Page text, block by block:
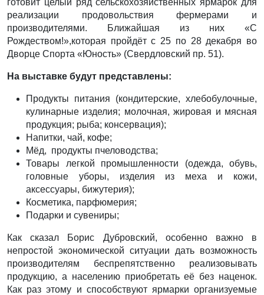
готовит целый ряд сельскохозяйственных ярмарок для
реализации продовольствия фермерами и
производителями. Ближайшая из них «С
Рождеством!»,которая пройдёт с 25 по 28 декабря во
Дворце Спорта «Юность» (Свердловский пр. 51).
На выставке будут представлены:
Продукты питания (кондитерские, хлебобулочные,
кулинарные изделия; молочная, жировая и мясная
продукция; рыба; консервация);
Напитки, чай, кофе;
Мёд, продукты пчеловодства;
Товары легкой промышленности (одежда, обувь,
головные уборы, изделия из меха и кожи,
аксессуары, бижутерия);
Косметика, парфюмерия;
Подарки и сувениры;
Как сказал Борис Дубровский, особенно важно в
непростой экономической ситуации дать возможность
производителям беспрепятственно реализовывать
продукцию, а населению приобретать её без наценок.
Как раз этому и способствуют ярмарки организуемые